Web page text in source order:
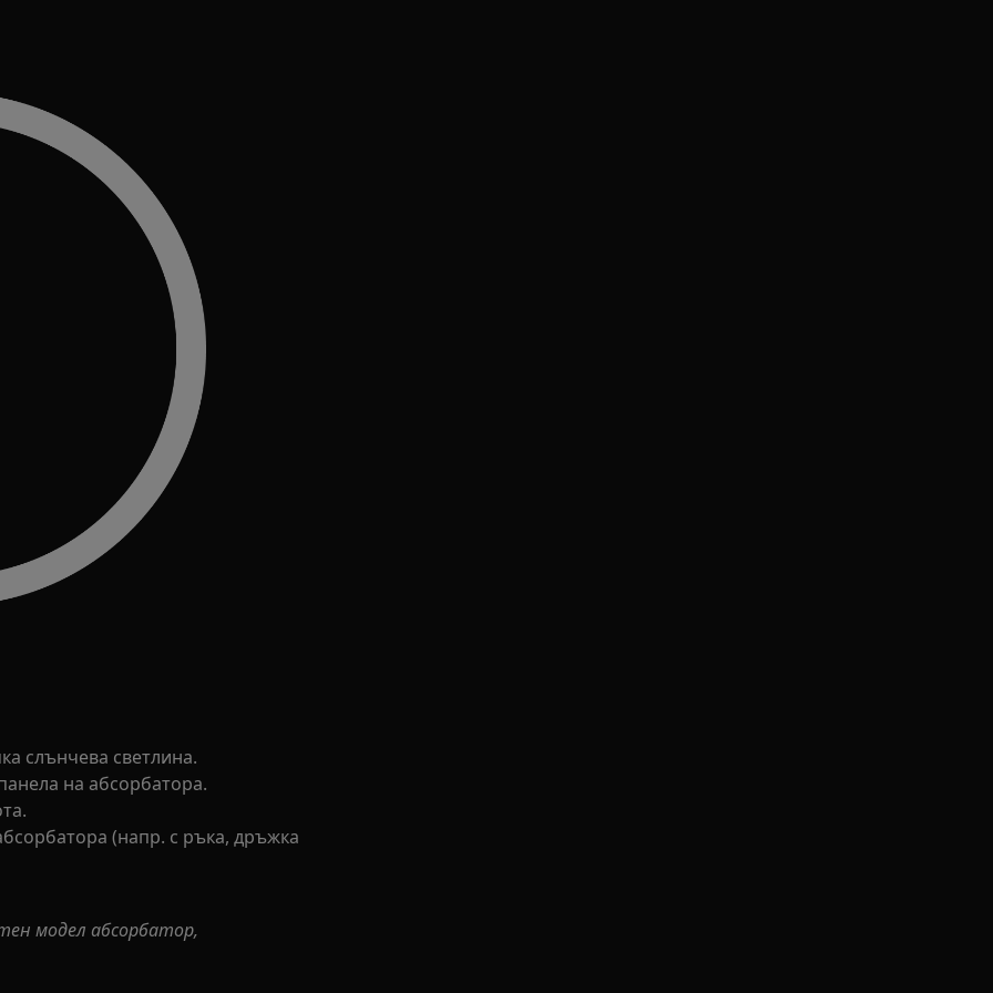
слънчева светлина.
на абсорбатора.
(напр. с ръка, дръжка
модел абсорбатор,